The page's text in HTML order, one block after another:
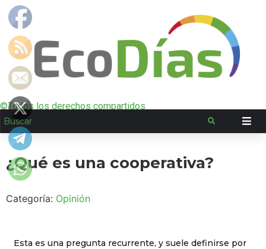
©Todos los derechos compartidos
¿Qué es una cooperativa?
Categoría: Opinión
Esta es una pregunta recurrente, y suele definirse por